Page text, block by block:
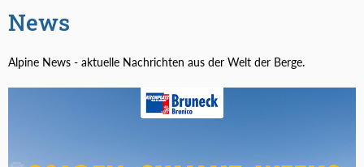
News
Alpine News - aktuelle Nachrichten aus der Welt der Berge.